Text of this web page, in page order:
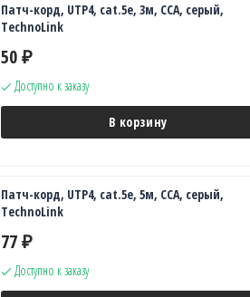
Патч-корд, UTP4, cat.5е, 3м, CCA, серый,
TechnoLink
50 ₽
Доступно к заказу
В корзину
Патч-корд, UTP4, cat.5е, 5м, CCA, серый,
TechnoLink
77 ₽
Доступно к заказу